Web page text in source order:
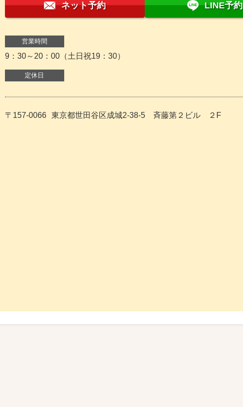
ネット予約 LINE予約
営業時間
9：30～20：00（土日祝19：30）
定休日
〒157-0066 東京都世田谷区成城2-38-5 斉藤第２ビル ２F